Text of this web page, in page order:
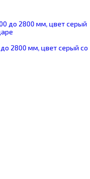
2800 мм, цвет серый со